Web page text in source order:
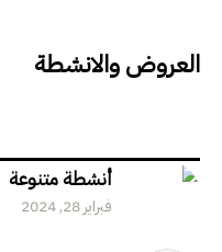
العروض والانشطة
أنشطة متنوعة
فبراير 28, 2024